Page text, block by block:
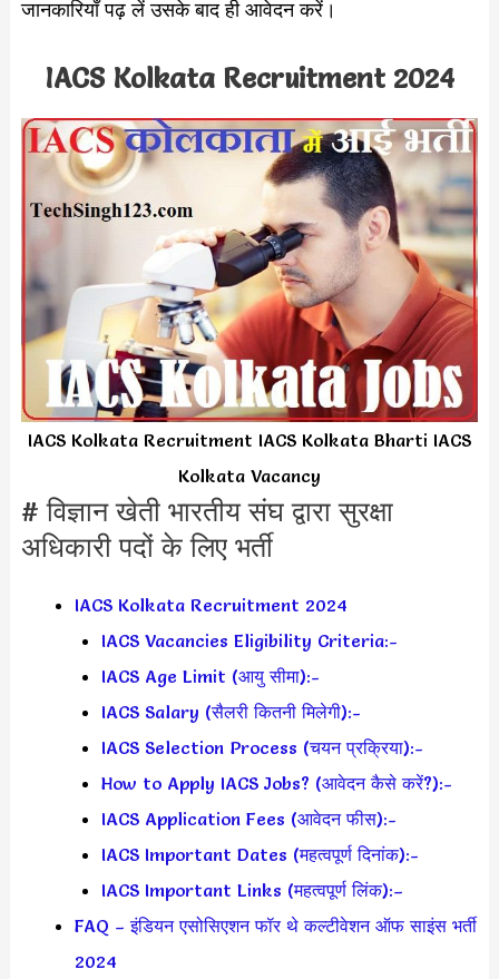
जानकारियाँ पढ़ लें उसके बाद ही आवेदन करें।
IACS Kolkata Recruitment 2024
IACS Kolkata Recruitment IACS Kolkata Bharti IACS
Kolkata Vacancy
# विज्ञान खेती भारतीय संघ द्वारा सुरक्षा
अधिकारी पदों के लिए भर्ती
IACS Kolkata Recruitment 2024
IACS Vacancies Eligibility Criteria:-
IACS Age Limit (आयु सीमा):-
IACS Salary (सैलरी कितनी मिलेगी):-
IACS Selection Process (चयन प्रक्रिया):-
How to Apply IACS Jobs? (आवेदन कैसे करें?):-
IACS Application Fees (आवेदन फीस):-
IACS Important Dates (महत्वपूर्ण दिनांक):-
IACS Important Links (महत्वपूर्ण लिंक):–
FAQ – इंडियन एसोसिएशन फॉर थे कल्टीवेशन ऑफ साइंस भर्ती
2024